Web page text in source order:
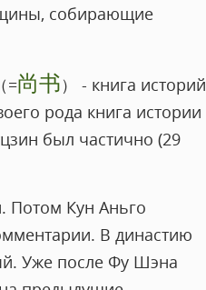
собирающие
=尚书） - книга историй
рода книга истории
был частично (29
Потом Кун Аньго
В династию
Уже после Фу Шэна